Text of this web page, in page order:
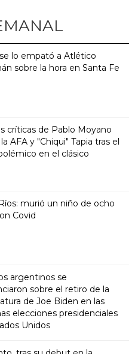
lo empató a Atlético
sobre la hora en Santa Fe
críticas de Pablo Moyano
AFA y "Chiqui" Tapia tras el
en el clásico
murió un niño de ocho
Covid
argentinos se
sobre el retiro de la
de Joe Biden en las
elecciones presidenciales
Unidos